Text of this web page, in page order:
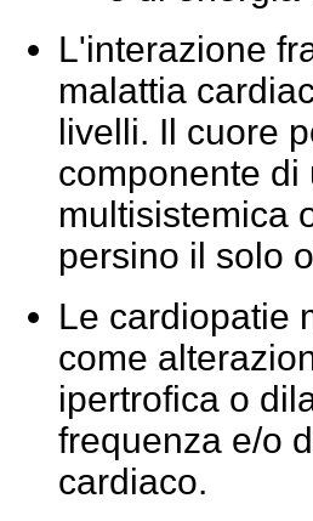
L'interazione
malattia
livelli. Il cuore
componente
multisistemica
persino il solo
Le cardiopatie
come
ipertrofica o
frequenza e/o
cardiaco.